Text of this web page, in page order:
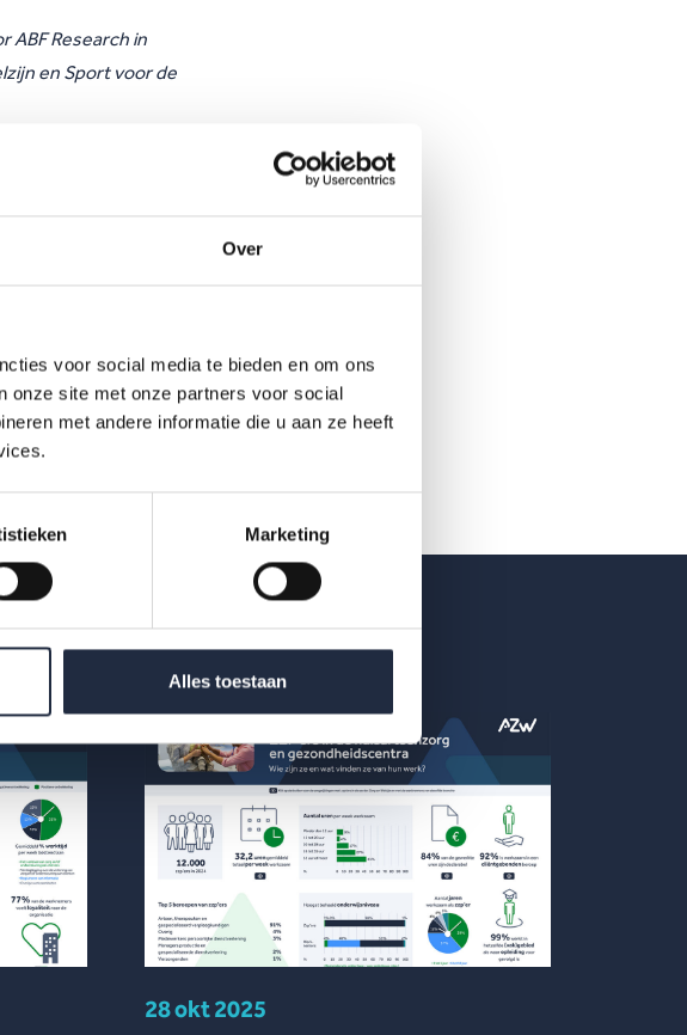
Over
voor social media te bieden en om ons
onze site met onze partners voor social
met andere informatie die u aan ze heeft
Marketing
Alles toestaan
ABF Research in
en Sport voor de
28 okt 2025